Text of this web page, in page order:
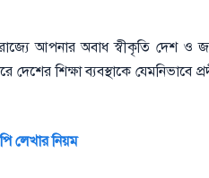
আপনার অবাধ স্বীকৃতি দেশ ও
দেশের শিক্ষা ব্যবস্থাকে
লেখার নিয়ম